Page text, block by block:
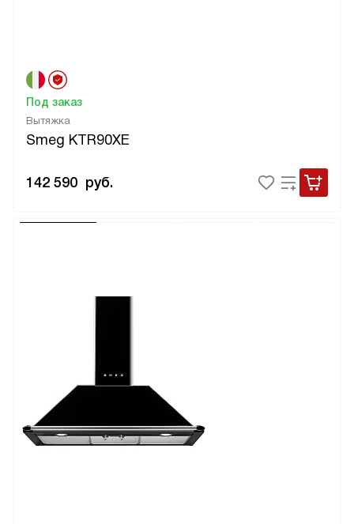
Вытяжка
Smeg KTR90XE
Под заказ
142 590 руб.